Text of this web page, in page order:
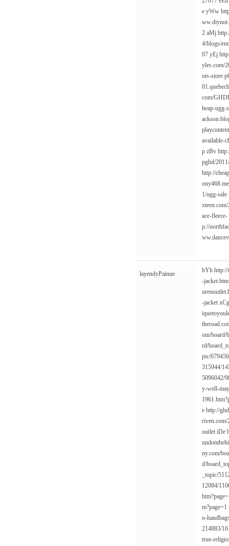
e yWw
2 aMj
4/blogs/
07 yEj
yles.com/
ots-store
com/
heap-ugg-
available-
p zBv
pghd/
http://
1/ugg-sale
ace-fleece-
p://
layendyPainue hYh
-
-jacket
om/board/
rd/
pic/
315944/
5096042/
y-well-
e http://
riven.com/
outlet iDe
ny.com/
d/
_topic/
12084/
m?page=1
o-
214883/
true-